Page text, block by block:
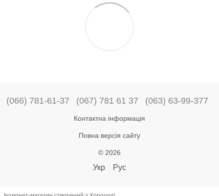
(066) 781-61-37 (067) 781 61 37 (063) 63-99-377
Контактна інформація
Повна версія сайту
© 2026
Укр Рус